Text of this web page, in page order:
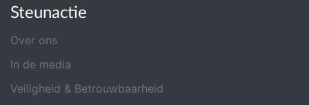
Steunactie
Over ons
In de media
Veiligheid & Betrouwbaarheid